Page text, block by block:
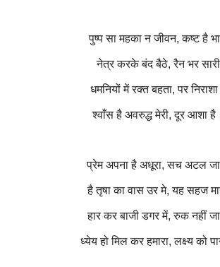
पुष्प सा महका न जीवन,कष्ट है
नेत्र करके बंद बैठे,रैन भर सारी
धमनियों में रक्त बहता,पर
श्वाँस है अवरुद्ध मेरी,दूर आशा है।
प्रेम अपना है अधूरा,सच अटल
है तृषा का वास उर मे,यह सहज
हार कर बाजी डगर में,रुक नहीं
ध्येय हो मिल कर हमारा,लक्ष्य को